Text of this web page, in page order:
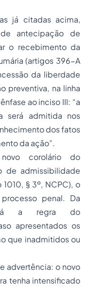
já citadas acima,
antecipação de
o recebimento da
(artigos 396-A
da liberdade
preventiva, na linha
ao inciso III: “a
será admitida nos
dos fatos
da ação”.
corolário do
de admissibilidade
§ 3º, NCPC), o
penal. Da
á a regra do
apresentados os
que inadmitidos ou
advertência: o novo
tenha intensificado